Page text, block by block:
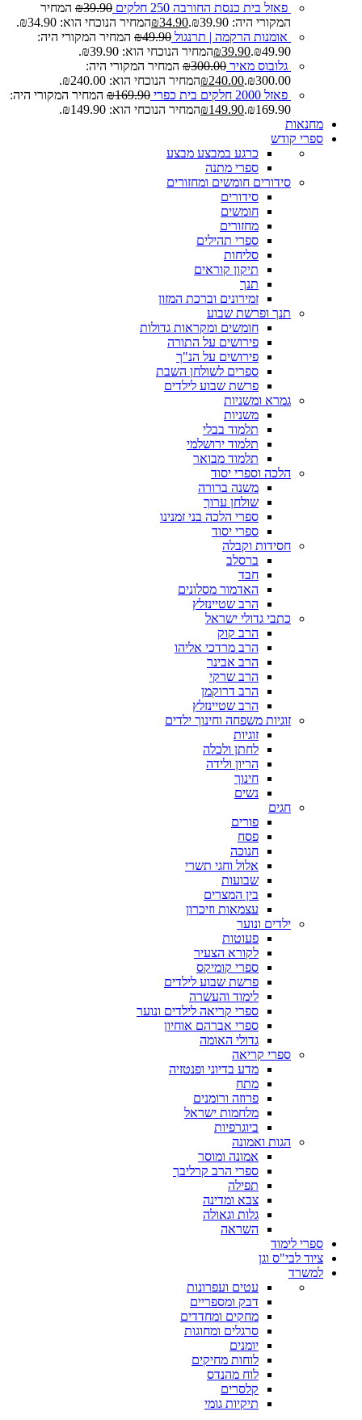
פאזל בית כנסת החורבה 250 חלקים ₪39.90
המחיר
המקורי היה: ₪39.90.
₪34.90
המחיר הנוכחי הוא: ₪34.90.
אומנות הרקמה | תרנגול
₪49.90
המחיר המקורי היה:
₪49.90.
₪39.90
המחיר הנוכחי הוא: ₪39.90.
גלובוס מאיר
₪300.00
המחיר המקורי היה:
₪300.00.
₪240.00
המחיר הנוכחי הוא: ₪240.00.
פאזל 2000 חלקים בית כפרי
₪169.90
המחיר המקורי היה:
₪169.90.
₪149.90
המחיר הנוכחי הוא: ₪149.90.
מחנאות
ספרי קודש
כרגע במבצע מבצע
ספרי מתנה
סידורים חומשים ומחזורים
סידורים
חומשים
מחזורים
ספרי תהילים
סליחות
תיקון קוראים
תנך
זמירונים וברכת המזון
תנך ופרשת שבוע
חומשים ומקראות גדולות
פירושים על התורה
פירושים על הנ"ך
ספרים לשולחן השבת
פרשת שבוע לילדים
גמרא ומשניות
משניות
תלמוד בבלי
תלמוד ירושלמי
תלמוד מבואר
הלכה וספרי יסוד
משנה ברורה
שולחן ערוך
ספרי הלכה בני זמנינו
ספרי יסוד
חסידות וקבלה
ברסלב
חבד
האדמור מסלונים
הרב שטיינזלץ
כתבי גדולי ישראל
הרב קוק
הרב מרדכי אליהו
הרב אבינר
הרב שרקי
הרב דרוקמן
הרב שטיינזלץ
זוגיות משפחה וחינוך ילדים
זוגיות
לחתן ולכלה
הריון ולידה
חינוך
נשים
חגים
פורים
פסח
חנוכה
אלול וחגי תשרי
שבועות
בין המצרים
עצמאות וזיכרון
ילדים ונוער
פעוטות
לקורא הצעיר
ספרי קומיקס
פרשת שבוע לילדים
לימוד והעשרה
ספרי קריאה לילדים ונוער
ספרי אברהם אוחיון
גדולי האומה
ספרי קריאה
מדע בדיוני ופנטזיה
מתח
פרוזה ורומנים
מלחמות ישראל
ביוגרפיות
הגות ואמונה
אמונה ומוסר
ספרי הרב קרליבך
תפילה
צבא ומדינה
גלות וגאולה
השראה
ספרי לימוד
ציוד לבי"ס וגן
למשרד
עטים ועפרונות
דבק ומספריים
מחקים ומחדדים
סרגלים ומחוגות
יומנים
לוחות מחיקים
לוח מהנדס
קלסרים
תיקיות גומי